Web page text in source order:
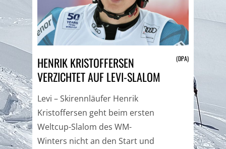
HENRIK KRISTOFFERSEN
VERZICHTET AUF LEVI-SLALOM
(DPA)
Levi – Skirennläufer Henrik
Kristoffersen geht beim ersten
Weltcup-Slalom des WM-
Winters nicht an den Start und